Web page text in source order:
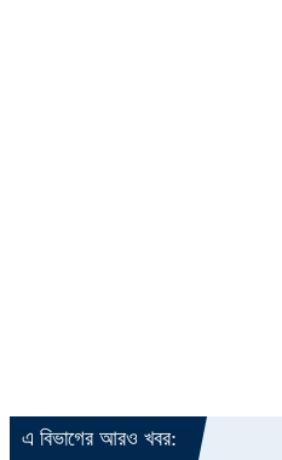
এ বিভাগের আরও খবর: